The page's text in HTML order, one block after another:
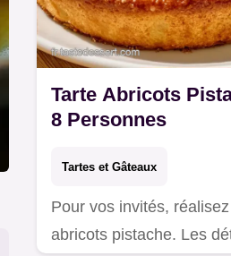
Tarte Abricots
8 Personnes
Tartes et Gâteaux
Pour vos invités,
abricots pistache. Les